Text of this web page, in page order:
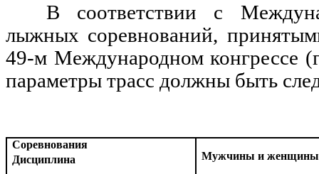
В соответствии с
лыжных соревнований,
49-м Международном конгрессе
параметры трасс должны быть
Соревнования
Мужчины и женщины
Дисциплина